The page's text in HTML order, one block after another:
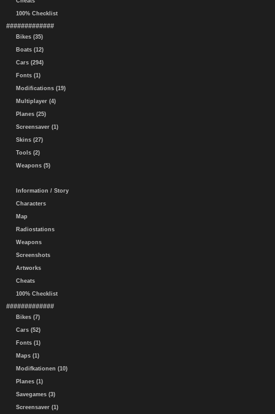
100% Checklist
#############
Bikes (35)
Boats (12)
Cars (294)
Fonts (1)
Modifications (19)
Multiplayer (4)
Planes (25)
Screensaver (1)
Skins (27)
Tools (2)
Weapons (5)
Information / Story
Characters
Map
Radiostations
Weapons
Screenshots
Artworks
Cheats
100% Checklist
#############
Bikes (7)
Cars (52)
Fonts (1)
Maps (1)
Modifkationen (10)
Planes (1)
Savegames (3)
Screensaver (1)